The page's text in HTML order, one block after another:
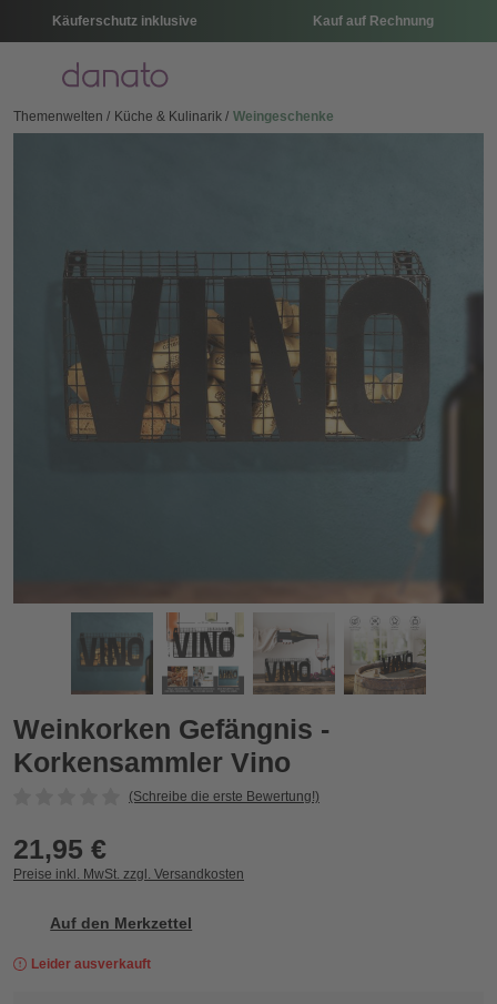
Käuferschutz inklusive Kauf auf Rechnung
Menü
Themenwelten Küche & Kulinarik Weingeschenke
Weinkorken Gefängnis - Korkensammler Vino
Zurück
Weinkorken Gefängnis -
Korkensammler Vino
(Schreibe die erste Bewertung!)
21,95 €
Preise inkl. MwSt. zzgl. Versandkosten
Auf den Merkzettel
Leider ausverkauft